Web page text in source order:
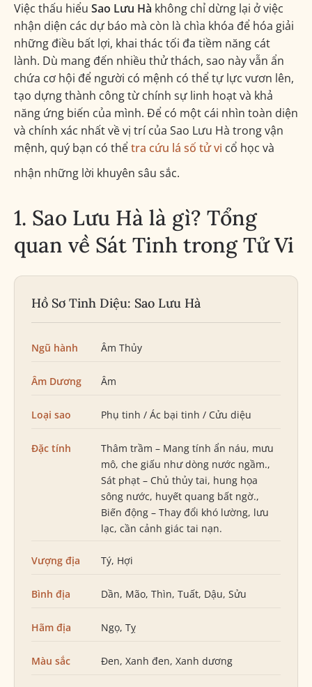
Nghề nghiệp phù hợp
Lời khuyên Tu dưỡng & Phát triển bản thân
7. Câu hỏi thường gặp về Sao Lưu Hà
Việc thấu hiểu Sao Lưu Hà không chỉ dừng lại ở việc
nhận diện các dự báo mà còn là chìa khóa để hóa giải
những điều bất lợi, khai thác tối đa tiềm năng cát
lành. Dù mang đến nhiều thử thách, sao này vẫn ẩn
chứa cơ hội để người có mệnh có thể tự lực vươn lên,
tạo dựng thành công từ chính sự linh hoạt và khả
năng ứng biến của mình. Để có một cái nhìn toàn diện
và chính xác nhất về vị trí của Sao Lưu Hà trong vận
mệnh, quý bạn có thểtra cứu lá số tử vi cổ học và
nhận những lời khuyên sâu sắc.
1. Sao Lưu Hà là gì? Tổng
quan về Sát Tinh trong Tử Vi
Hồ Sơ Tinh Diệu: Sao Lưu Hà
Ngũ hành Âm Thủy
Âm Dương Âm
Loại sao Phụ tinh / Ác bại tinh / Cửu diệu
Đặc tính
Thâm trầm – Mang tính ẩn náu, mưu
mô, che giấu như dòng nước ngầm.,
Sát phạt – Chủ thủy tai, hung họa
sông nước, huyết quang bất ngờ.,
Biến động – Thay đổi khó lường, lưu
lạc, cần cảnh giác tai nạn.
Vượng địa Tý, Hợi
Bình địa Dần, Mão, Thìn, Tuất, Dậu, Sửu
Hãm địa Ngọ, Tỵ
Màu sắc Đen, Xanh đen, Xanh dương